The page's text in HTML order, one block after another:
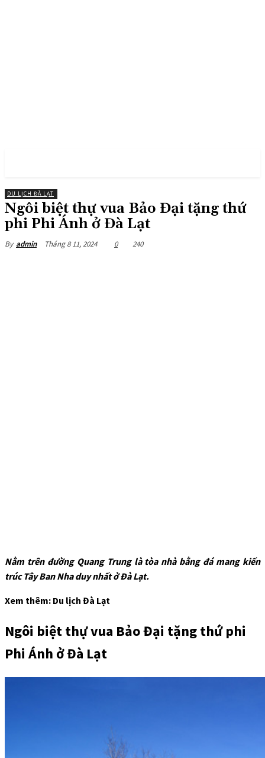
DU LỊCH ĐÀ LẠT
Ngôi biệt thự vua Bảo Đại tặng thứ
phi Phi Ánh ở Đà Lạt
By admin Tháng 8 11, 2024 0 240
Nằm trên đường Quang Trung là tòa nhà bằng đá mang kiến
trúc Tây Ban Nha duy nhất ở Đà Lạt.
Xem thêm: Du lịch Đà Lạt
Ngôi biệt thự vua Bảo Đại tặng thứ phi
Phi Ánh ở Đà Lạt